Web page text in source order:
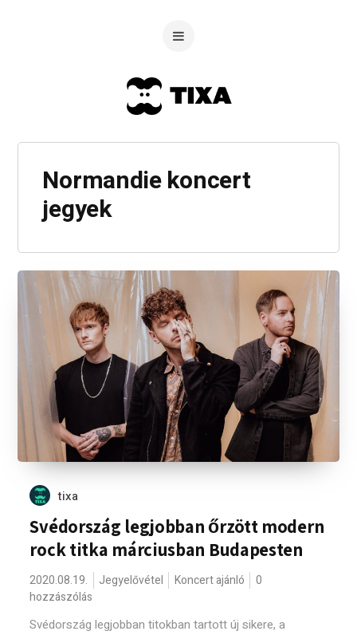
Normandie koncert
jegyek
tixa
Svédország legjobban őrzött modern
rock titka márciusban Budapesten
2020.08.19. Jegyelővétel Koncert ajánló
0
hozzászólás
Svédország legjobban titokban tartott új sikere, a